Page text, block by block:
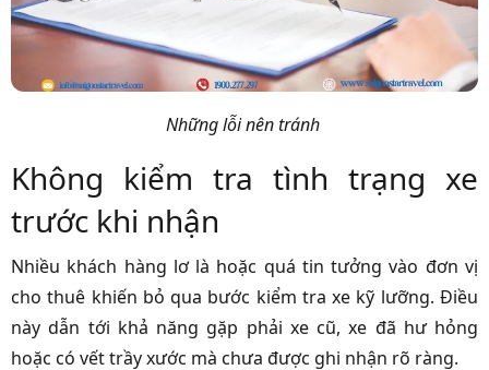
Những lỗi nên tránh
Không kiểm tra tình trạng xe
trước khi nhận
Nhiều khách hàng lơ là hoặc quá tin tưởng vào đơn vị
cho thuê khiến bỏ qua bước kiểm tra xe kỹ lưỡng. Điều
này dẫn tới khả năng gặp phải xe cũ, xe đã hư hỏng
hoặc có vết trầy xước mà chưa được ghi nhận rõ ràng.